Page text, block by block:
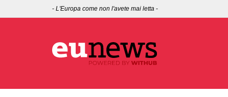
- L'Europa come non l'avete mai letta -